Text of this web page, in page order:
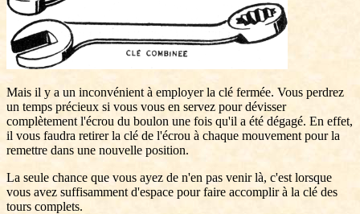
Mais il y a un inconvénient à employer la clé fermée. Vous perdrez
un temps précieux si vous vous en servez pour dévisser
complètement l'écrou du boulon une fois qu'il a été dégagé. En effet,
il vous faudra retirer la clé de l'écrou à chaque mouvement pour la
remettre dans une nouvelle position.
La seule chance que vous ayez de n'en pas venir là, c'est lorsque
vous avez suffisamment d'espace pour faire accomplir à la clé des
tours complets.